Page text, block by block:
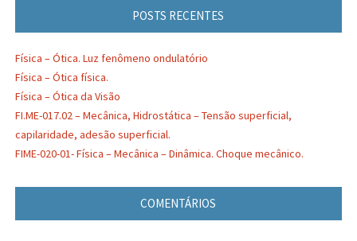
POSTS RECENTES
Física – Ótica. Luz fenômeno ondulatório
Física – Ótica física.
Física – Ótica da Visão
FI.ME-017.02 – Mecânica, Hidrostática – Tensão superficial,
capilaridade, adesão superficial.
FIME-020-01- Física – Mecânica – Dinâmica. Choque mecânico.
COMENTÁRIOS